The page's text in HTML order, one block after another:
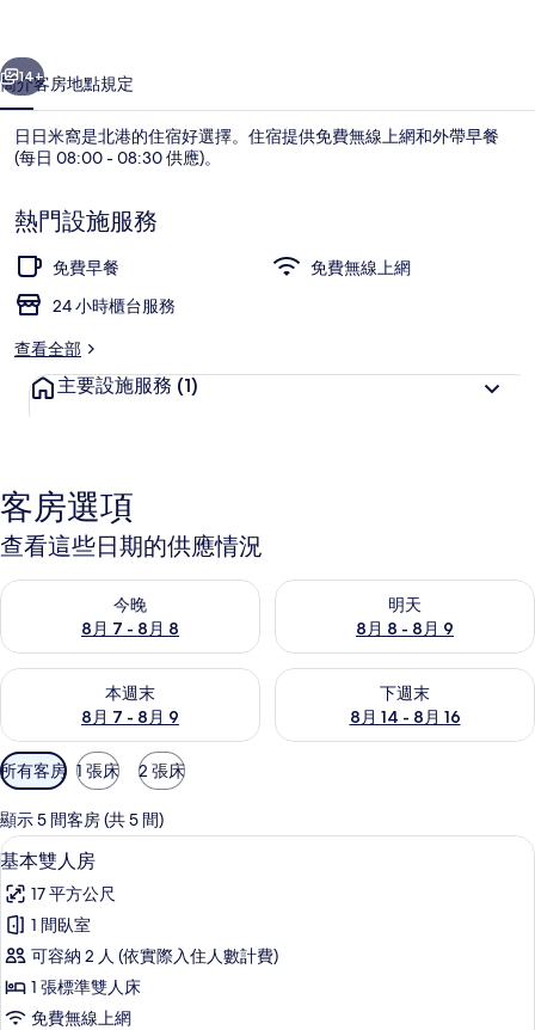
集
個 下一個
14+
簡介客房地點規定
日日米窩是北港的住宿好選擇。住宿提供免費無線上網和外帶早餐
(每日 08:00 - 08:30 供應)。
熱門設施服務
免費早餐
免費無線上網
24 小時櫃台服務
查看全部
主要設施服務 (1)
客房選項
查看這些日期的供應情況
今晚
8月 7 - 8月 8
查看今晚 (8月 7 - 8月 8) 的供應情況
明天
8月 8 - 8月 9
查看明天 (8月 8 - 8月 9) 的供
本週末
8月 7 - 8月 9
查看本週末 (8月 7 - 8月 9) 的供應情況
下週末
8月 14 - 8月 16
查看下週末 (8月 14 - 8月 16)
可
用
的
客
房
篩
選
條
所有客房 1 張床 2 張床
顯示 5 間客房 (共 5 間)
顯
示
基
本
雙
人
2
基本雙人房
17 平方公尺
1 間臥室
可容納 2 人 (依實際入住人數計費)
1 張標準雙人床
免費無線上網